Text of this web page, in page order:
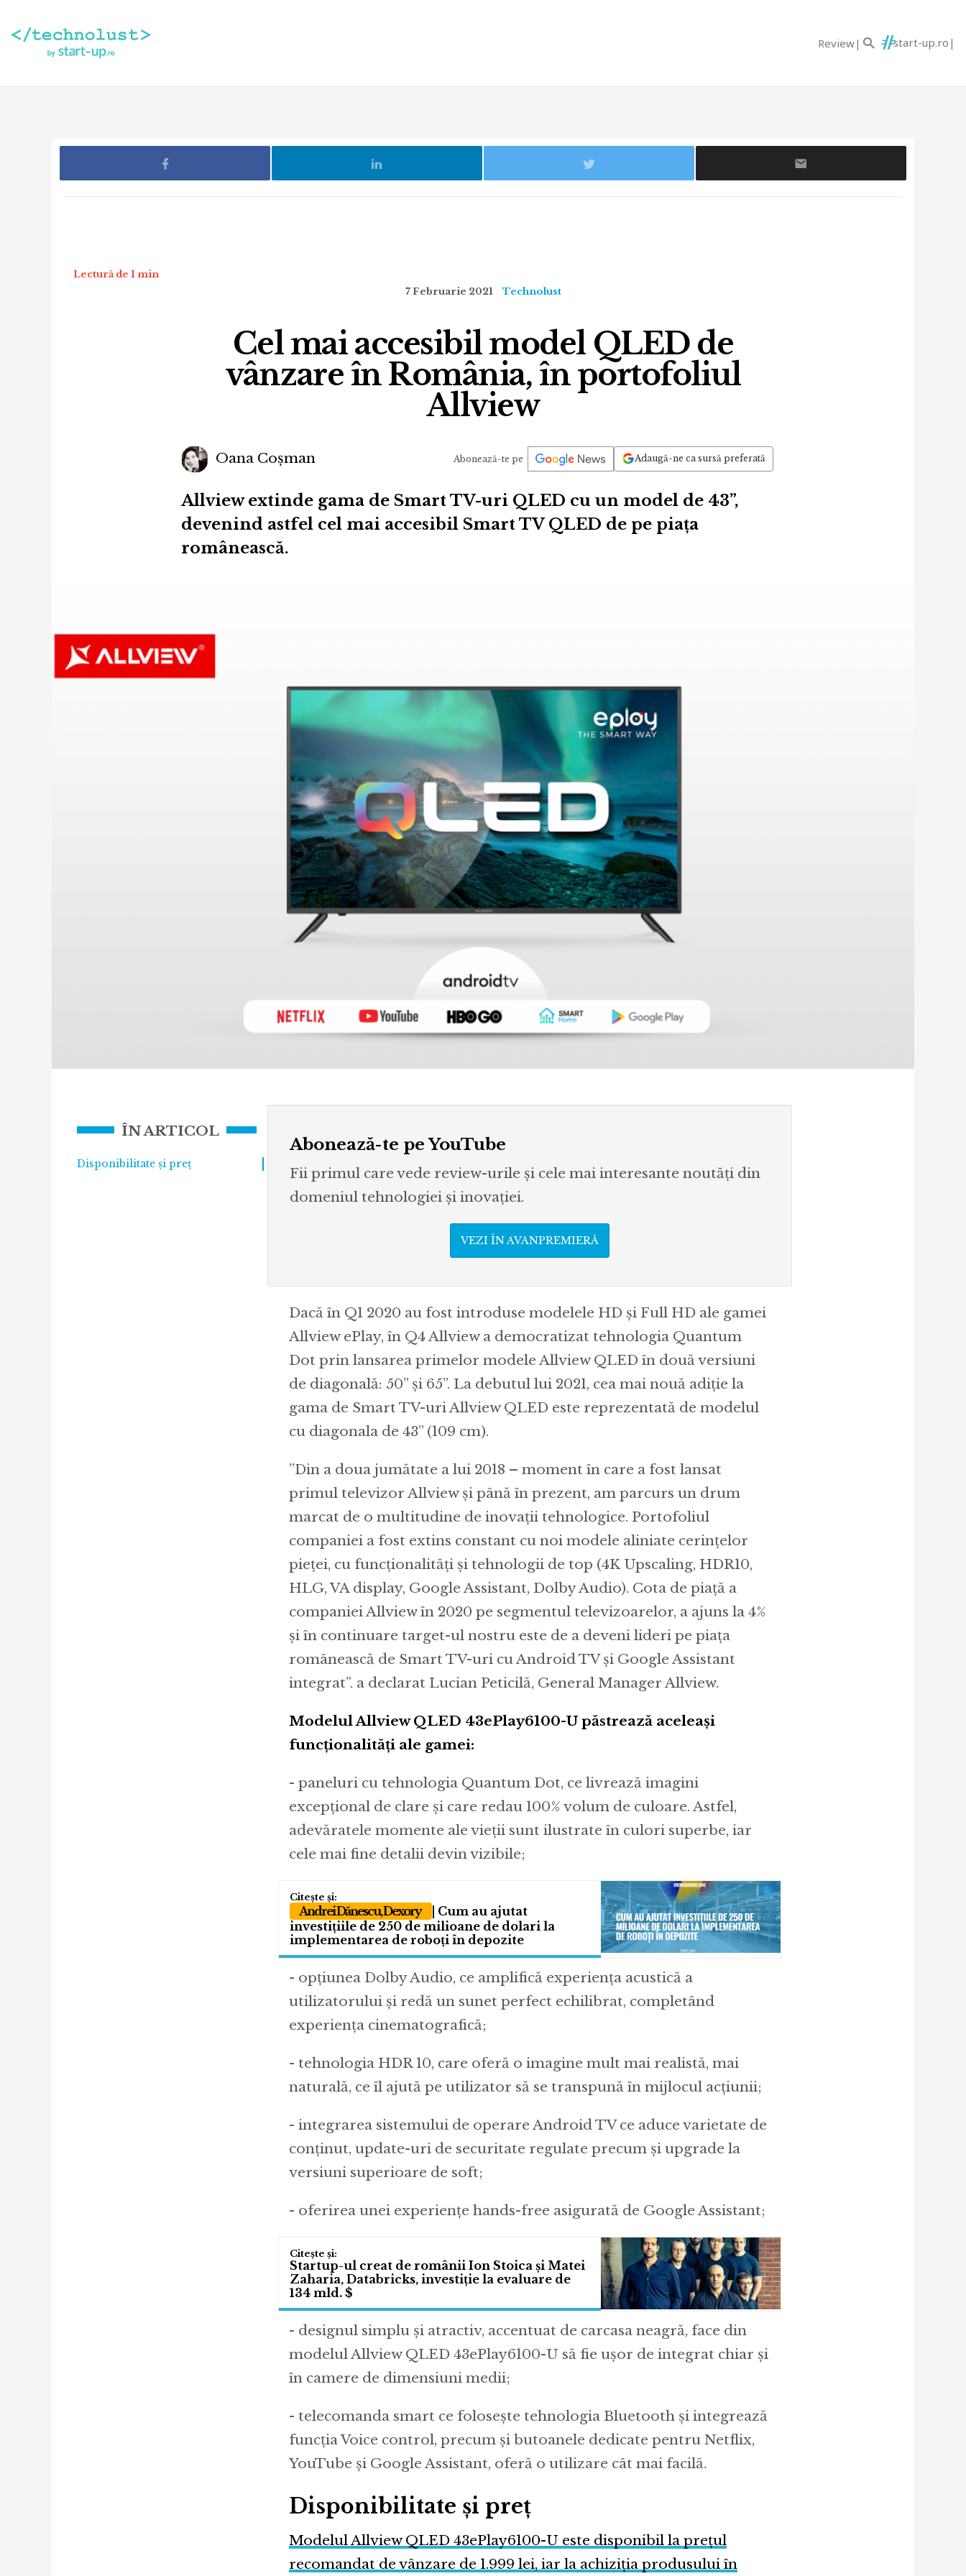
Review start-up.ro
Lectură de 1 min
7 Februarie 2021
Technolust
Cel mai accesibil model QLED de
vânzare în România, în portofoliul
Allview
Oana Coșman Abonează-te pe Adaugă-ne ca sursă preferată
Allview extinde gama de Smart TV-uri QLED cu un model de 43”,
devenind astfel cel mai accesibil Smart TV QLED de pe piața
românească.
ÎN ARTICOL
Disponibilitate și preț
Abonează-te pe YouTube
Fii primul care vede review-urile și cele mai interesante noutăți din
domeniul tehnologiei și inovației.
VEZI ÎN AVANPREMIERĂ
Dacă în Q1 2020 au fost introduse modelele HD și Full HD ale gamei
Allview ePlay, în Q4 Allview a democratizat tehnologia Quantum
Dot prin lansarea primelor modele Allview QLED în două versiuni
de diagonală: 50” și 65”. La debutul lui 2021, cea mai nouă adiție la
gama de Smart TV-uri Allview QLED este reprezentată de modelul
cu diagonala de 43” (109 cm).
”Din a doua jumătate a lui 2018 – moment în care a fost lansat
primul televizor Allview și până în prezent, am parcurs un drum
marcat de o multitudine de inovații tehnologice. Portofoliul
companiei a fost extins constant cu noi modele aliniate cerințelor
pieței, cu funcționalități și tehnologii de top (4K Upscaling, HDR10,
HLG, VA display, Google Assistant, Dolby Audio). Cota de piață a
companiei Allview în 2020 pe segmentul televizoarelor, a ajuns la 4%
și în continuare target-ul nostru este de a deveni lideri pe piața
românească de Smart TV-uri cu Android TV și Google Assistant
integrat”. a declarat Lucian Peticilă, General Manager Allview.
Modelul Allview QLED 43ePlay6100-U păstrează aceleași
funcționalități ale gamei:
- paneluri cu tehnologia Quantum Dot, ce livrează imagini
excepţional de clare şi care redau 100% volum de culoare. Astfel,
adevăratele momente ale vieții sunt ilustrate în culori superbe, iar
cele mai fine detalii devin vizibile;
Andrei Dănescu, Dexory
| Cum au ajutat
investițiile de 250 de milioane de dolari la
implementarea de roboți în depozite
- opțiunea Dolby Audio, ce amplifică experiența acustică a
utilizatorului și redă un sunet perfect echilibrat, completând
experiența cinematografică;
- tehnologia HDR 10, care oferă o imagine mult mai realistă, mai
naturală, ce îl ajută pe utilizator să se transpună în mijlocul acțiunii;
- integrarea sistemului de operare Android TV ce aduce varietate de
conținut, update-uri de securitate regulate precum și upgrade la
versiuni superioare de soft;
- oferirea unei experiențe hands-free asigurată de Google Assistant;
Startup-ul creat de românii Ion Stoica și Matei
Zaharia, Databricks, investiție la evaluare de
134 mld. $
- designul simplu și atractiv, accentuat de carcasa neagră, face din
modelul Allview QLED 43ePlay6100-U să fie ușor de integrat chiar și
în camere de dimensiuni medii;
- telecomanda smart ce folosește tehnologia Bluetooth și integrează
funcția Voice control, precum și butoanele dedicate pentru Netflix,
YouTube și Google Assistant, oferă o utilizare cât mai facilă.
Disponibilitate și preț
Modelul Allview QLED 43ePlay6100-U este disponibil la prețul
recomandat de vânzare de 1.999 lei, iar la achiziția produsului în